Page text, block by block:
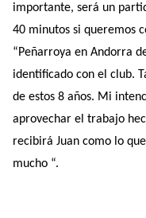
importante, será un
40 minutos si queremos
“Peñarroya en Andorra
identificado con el club.
de estos 8 años. Mi
aprovechar el trabajo
recibirá Juan como lo
mucho “.